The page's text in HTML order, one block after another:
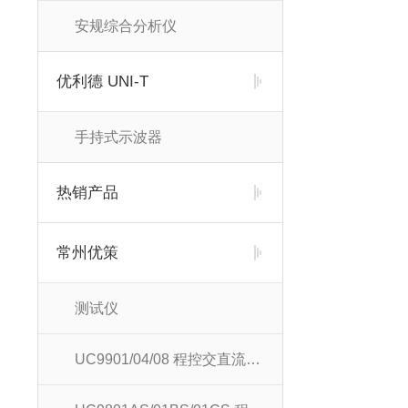
安规综合分析仪
优利德 UNI-T
手持式示波器
热销产品
常州优策
测试仪
UC9901/04/08 程控交直流耐压测试仪